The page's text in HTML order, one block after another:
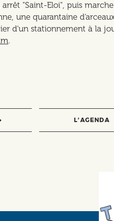
"Saint-Eloi", puis
une quarantaine
d'un stationnement à la
.
L’AGENDA